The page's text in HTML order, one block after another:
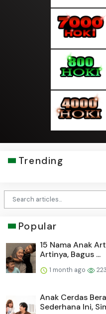
Trending
Popular
15 Nama Anak
Artinya, Bagus ...
1 month ago 223
Anak Cerdas
Sederhana Ini,